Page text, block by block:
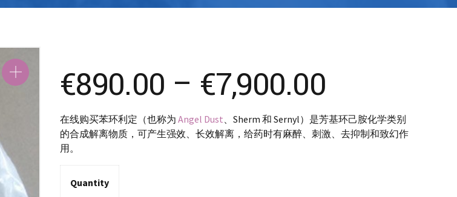
SK – Slovenčina
€890.00 – €7,900.00
range:
€890.00
在线购买苯环利定（也称为 Angel Dust、Sherm 和 Sernyl）是芳基环己胺化学类别
的合成解离物质，可产生强效、长效解离，给药时有麻醉、刺激、去抑制和致幻作
用。
Quantity